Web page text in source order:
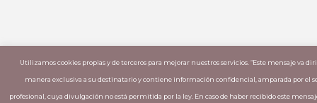
Utilizamos cookies propias y de terceros para mejorar nuestros servicios. “Este mensaje va
manera exclusiva a su destinatario y contiene información confidencial, amparada por el
profesional, cuya divulgación no está permitida por la ley. En caso de haber recibido este